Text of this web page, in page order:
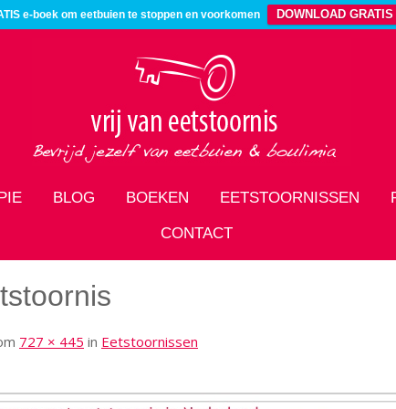
e-boek om eetbuien te stoppen en voorkomen DOWNLOAD GRATIS
BLOG BOEKEN EETSTOORNISSEN
CONTACT
727 × 445 in Eetstoornissen